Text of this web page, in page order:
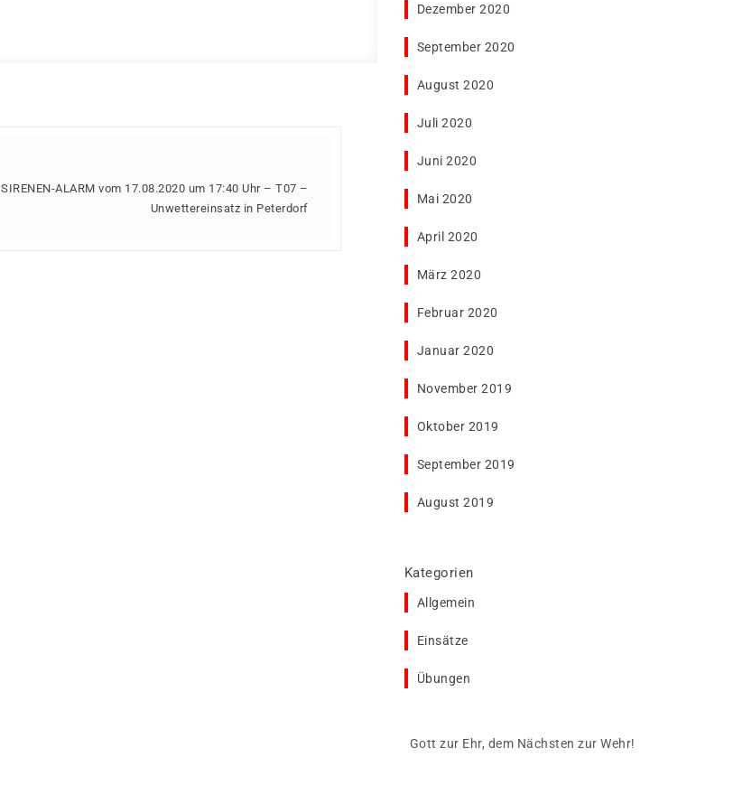
SIRENEN-ALARM vom 17.08.2020 um 17:40 Uhr – T07 –
Unwettereinsatz in Peterdorf
Dezember 2020
September 2020
August 2020
Juli 2020
Juni 2020
Mai 2020
April 2020
März 2020
Februar 2020
Januar 2020
November 2019
Oktober 2019
September 2019
August 2019
Kategorien
Allgemein
Einsätze
Übungen
Gott zur Ehr, dem Nächsten zur Wehr!